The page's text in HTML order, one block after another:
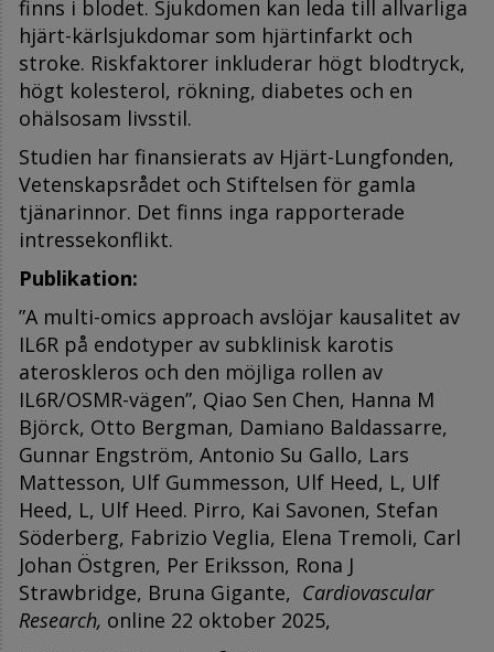
finns i blodet. Sjukdomen kan leda till allvarliga
hjärt-kärlsjukdomar som hjärtinfarkt och
stroke. Riskfaktorer inkluderar högt blodtryck,
högt kolesterol, rökning, diabetes och en
ohälsosam livsstil.
Studien har finansierats av Hjärt-Lungfonden,
Vetenskapsrådet och Stiftelsen för gamla
tjänarinnor. Det finns inga rapporterade
intressekonflikt.
Publikation:
”A multi-omics approach avslöjar kausalitet av
IL6R på endotyper av subklinisk karotis
ateroskleros och den möjliga rollen av
IL6R/OSMR-vägen”, Qiao Sen Chen, Hanna M
Björck, Otto Bergman, Damiano Baldassarre,
Gunnar Engström, Antonio Su Gallo, Lars
Mattesson, Ulf Gummesson, Ulf Heed, L, Ulf
Heed, L, Ulf Heed. Pirro, Kai Savonen, Stefan
Söderberg, Fabrizio Veglia, Elena Tremoli, Carl
Johan Östgren, Per Eriksson, Rona J
Strawbridge, Bruna Gigante, Cardiovascular
Research, online 22 oktober 2025,